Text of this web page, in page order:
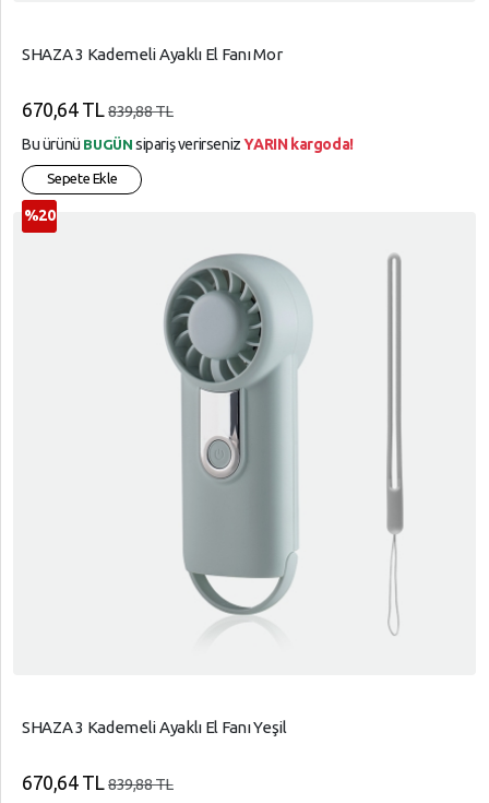
SHAZA 3 Kademeli Ayaklı El Fanı Mor
670,64 TL 839,88 TL
Bu ürünü BUGÜN sipariş verirsenizYARIN kargoda!
Sepete Ekle
SHAZA 3 Kademeli Ayaklı El Fanı Yeşil
%20
670,64 TL 839,88 TL